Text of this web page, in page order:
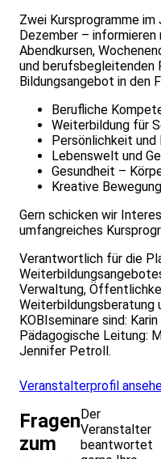
Zwei Kursprogramme
Dezember –
Abendkursen,
und berufsbegleitenden
Bildungsangebot in den
Berufliche
Weiterbildung für
Persönlichkeit und
Lebenswelt und
Gesundheit –
Kreative
Gern schicken wir
umfangreiches
Verantwortlich für die
Verwaltung,
Weiterbildungsberatung
KOBIseminare sind:
Pädagogische Leitung:
Jennifer Petroll.
Veranstalterprofil
Fragen
zum
Der
Veranstalter
beantwortet